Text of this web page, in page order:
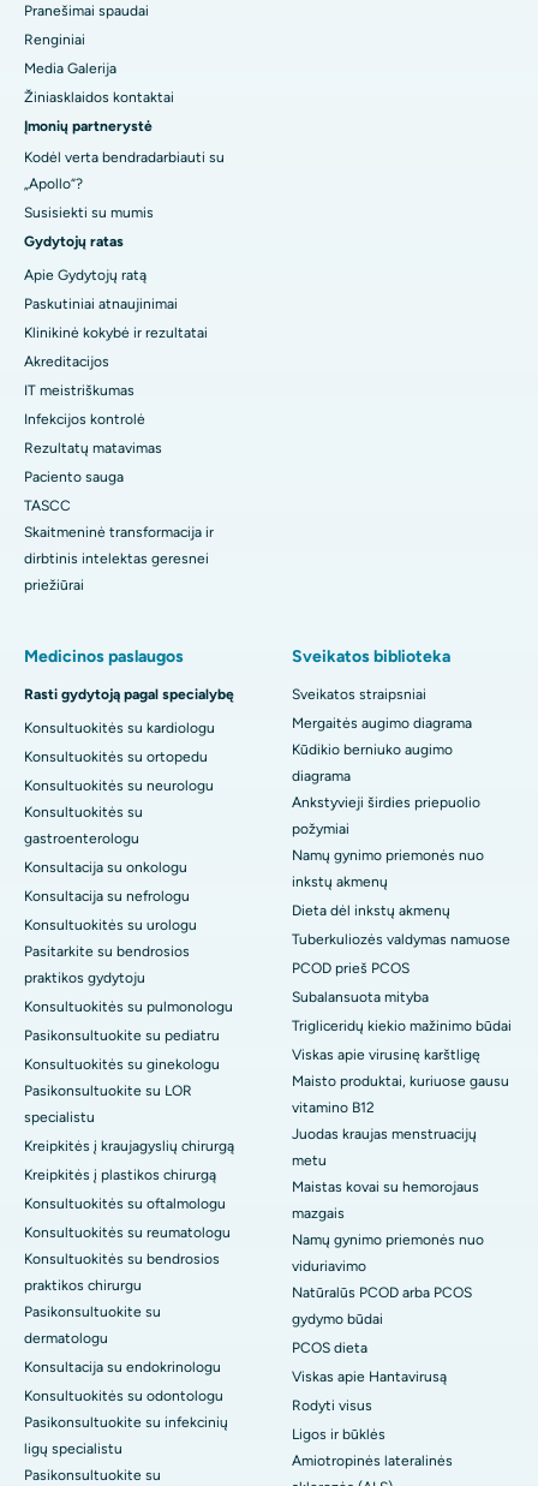
Pranešimai spaudai
Renginiai
Media Galerija
Žiniasklaidos kontaktai
Įmonių partnerystė
Kodėl verta bendradarbiauti su
„Apollo“?
Susisiekti su mumis
Gydytojų ratas
Apie Gydytojų ratą
Paskutiniai atnaujinimai
Klinikinė kokybė ir rezultatai
Akreditacijos
IT meistriškumas
Infekcijos kontrolė
Rezultatų matavimas
Paciento sauga
TASCC
Skaitmeninė transformacija ir
dirbtinis intelektas geresnei
priežiūrai
Medicinos paslaugos
Rasti gydytoją pagal specialybę
Konsultuokitės su kardiologu
Konsultuokitės su ortopedu
Konsultuokitės su neurologu
Konsultuokitės su
gastroenterologu
Konsultacija su onkologu
Konsultacija su nefrologu
Konsultuokitės su urologu
Pasitarkite su bendrosios
praktikos gydytoju
Konsultuokitės su pulmonologu
Pasikonsultuokite su pediatru
Konsultuokitės su ginekologu
Pasikonsultuokite su LOR
specialistu
Kreipkitės į kraujagyslių chirurgą
Kreipkitės į plastikos chirurgą
Konsultuokitės su oftalmologu
Konsultuokitės su reumatologu
Konsultuokitės su bendrosios
praktikos chirurgu
Pasikonsultuokite su
dermatologu
Konsultacija su endokrinologu
Konsultuokitės su odontologu
Pasikonsultuokite su infekcinių
ligų specialistu
Pasikonsultuokite su
Sveikatos biblioteka
Sveikatos straipsniai
Mergaitės augimo diagrama
Kūdikio berniuko augimo
diagrama
Ankstyvieji širdies priepuolio
požymiai
Namų gynimo priemonės nuo
inkstų akmenų
Dieta dėl inkstų akmenų
Tuberkuliozės valdymas namuose
PCOD prieš PCOS
Subalansuota mityba
Trigliceridų kiekio mažinimo būdai
Viskas apie virusinę karštligę
Maisto produktai, kuriuose gausu
vitamino B12
Juodas kraujas menstruacijų
metu
Maistas kovai su hemorojaus
mazgais
Namų gynimo priemonės nuo
viduriavimo
Natūralūs PCOD arba PCOS
gydymo būdai
PCOS dieta
Viskas apie Hantavirusą
Rodyti visus
Ligos ir būklės
Amiotropinės lateralinės